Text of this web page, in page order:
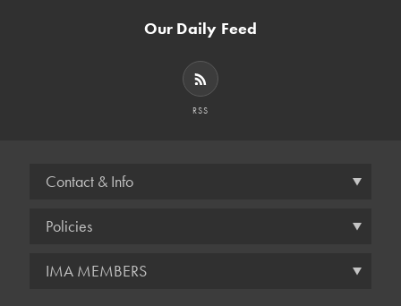
Our Daily Feed
RSS
Contact & Info
Policies
IMA MEMBERS